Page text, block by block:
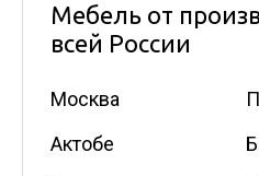
Мебель от
всей России
Москва
Актобе